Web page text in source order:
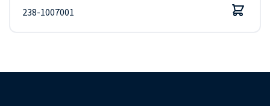
238-1007001